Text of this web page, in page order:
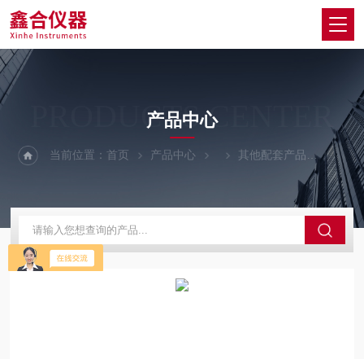
PRODUCTS CENTER
产品中心
当前位置：首页 产品中心 其他配套产品 呼和